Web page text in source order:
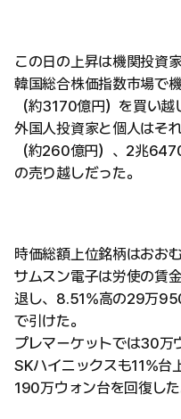
この日の上昇は機関投資
韓国総合株価指数市場で
（約3170億円）を買い越
外国人投資家と個人はそ
（約260億円）、2兆
の売り越しだった。
時価総額上位銘柄はおお
サムスン電子は労使の賃
退し、8.51%高の29万
で引けた。
プレマーケットでは30万
SKハイニックスも11%台
190万ウォン台を回復した